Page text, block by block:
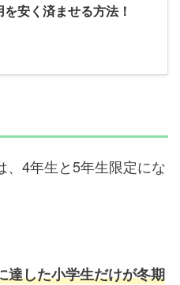
安く済ませる方法！
、4年生と5年生限定にな
達した小学生だけが冬期